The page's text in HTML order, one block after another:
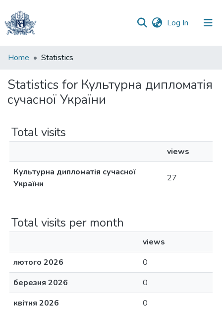
Log In (current)
Communities
Collections
All of DSpace
Home Statistics
Statistics for Культурна дипломатія
сучасної України
Total visits
views
Культурна дипломатія сучасної
України
27
Total visits per month
views
лютого 2026
0
березня 2026
0
квітня 2026
0